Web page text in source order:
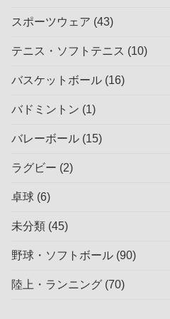
スポーツウェア (43)
テニス・ソフトテニス (10)
バスケットボール (16)
バドミントン (1)
バレーボール (15)
ラグビー (2)
卓球 (6)
未分類 (45)
野球・ソフトボール (90)
陸上・ランニング (70)